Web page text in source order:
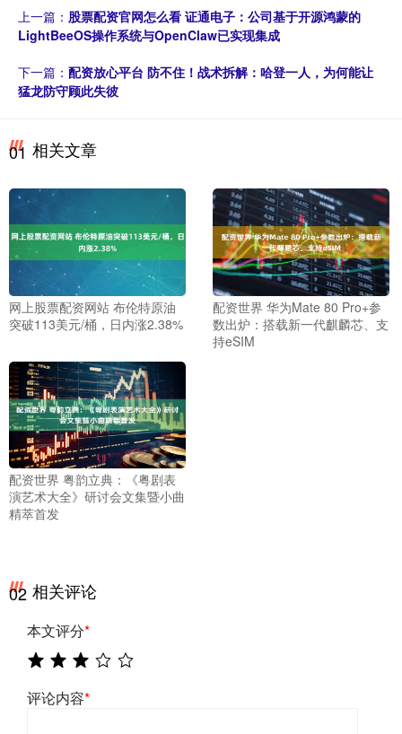
上一篇： 股票配资官网怎么看 证通电子：公司基于开源鸿蒙的
LightBeeOS操作系统与OpenClaw已实现集成
下一篇： 配资放心平台 防不住！战术拆解：哈登一人，为何能让
猛龙防守顾此失彼
01 相关文章
网上股票配资网站 布伦特原油
突破113美元/桶，日内涨2.38%
配资世界 华为Mate 80 Pro+参
数出炉：搭载新一代麒麟芯、支
持eSIM
配资世界 粤韵立典：《粤剧表
演艺术大全》研讨会文集暨小曲
精萃首发
02 相关评论
本文评分*
评论内容*